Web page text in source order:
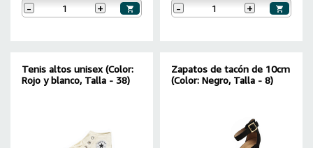
- + - +
Tenis altos unisex (Color:
Rojo y blanco, Talla - 38)
Zapatos de tacón de 10cm
(Color: Negro, Talla - 8)